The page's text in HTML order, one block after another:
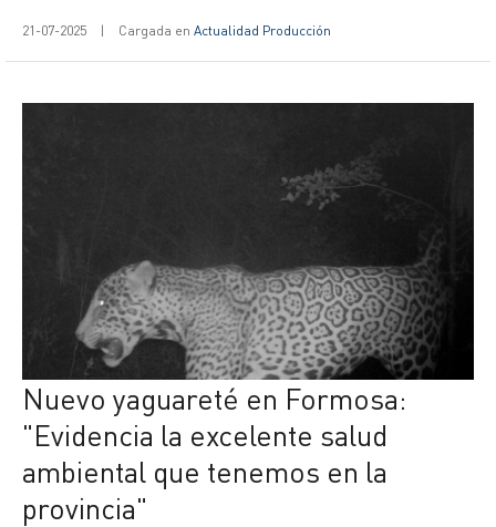
21-07-2025 | Cargada en Actualidad Producción
Nuevo yaguareté en Formosa:
"Evidencia la excelente salud
ambiental que tenemos en la
provincia"